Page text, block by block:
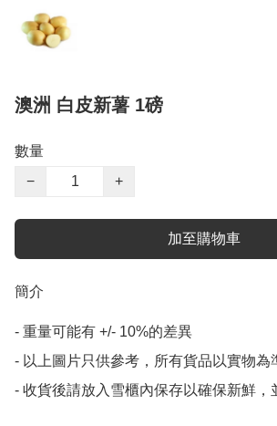
澳洲 白皮新薯 1磅
數量
−
+
加至購物車
簡介
- 重量可能有 +/- 10%的差異
- 以上圖片只供參考，所有貨品以實物為
- 收貨後請放入雪櫃內保存以確保新鮮，